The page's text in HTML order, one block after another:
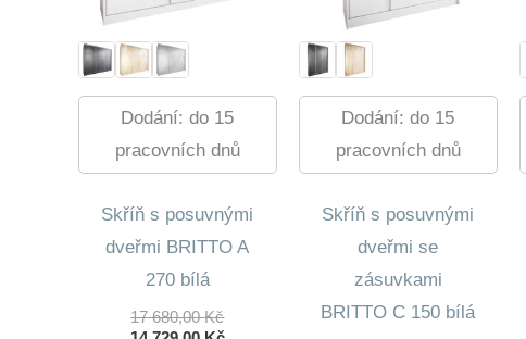
Dodání: do 15
pracovních dnů
Skříň s posuvnými
dveřmi BRITTO A
270 bílá
17 680,00KčPůvodní
Dodání: do 15
pracovních dnů
Skříň s posuvnými
dveřmi se
zásuvkami
BRITTO C 150 bílá